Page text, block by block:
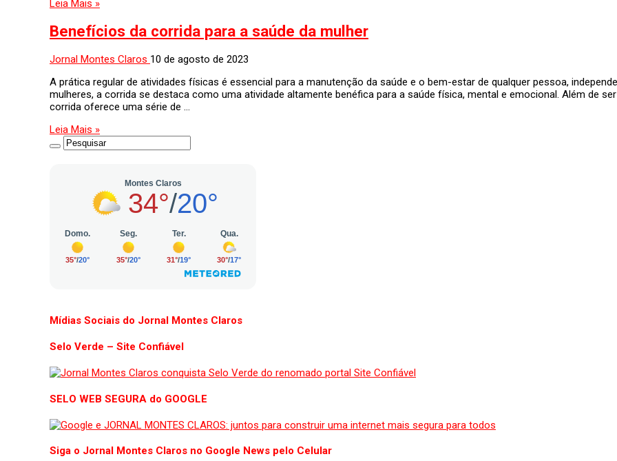
Leia Mais »
Benefícios da corrida para a saúde da mulher
Jornal Montes Claros 10 de agosto de 2023
A prática regular de atividades físicas é essencial para a manutenção da saúde e o bem-estar de qualquer pessoa,
mulheres, a corrida se destaca como uma atividade altamente benéfica para a saúde física, mental e emocional. Além de
corrida oferece uma série de …
Leia Mais »
Mídias Sociais do Jornal Montes Claros
Selo Verde – Site Confiável
SELO WEB SEGURA do GOOGLE
Siga o Jornal Montes Claros no Google News pelo Celular